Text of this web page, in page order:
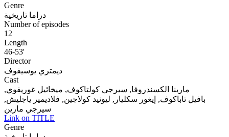
Genre
دراما تاريخية
Number of episodes
12
Length
46-53'
Director
ديمتري يوسيفوف
Cast
مارينا الكسندروفا, سيرجي كولتاكوف, ميخائيل غوريفوي,
بافيل تاباكوف, إيغور سكليار, ليونيد كولاجين, فلاديمير ياجليش,
سيرجي مارين
Link on TITLE
Genre